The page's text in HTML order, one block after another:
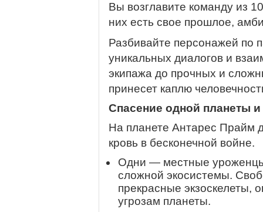
Вы возглавите команду из
них есть свое прошлое,
Разбивайте персонажей по
уникальных диалогов и
экипажа до прочных и
принесет каплю
Спасение одной планеты
На планете Антарес Прайм
кровь в бесконечной войне.
Одни — местные
сложной экосистемы.
прекрасные экзоскелеты,
угрозам планеты.